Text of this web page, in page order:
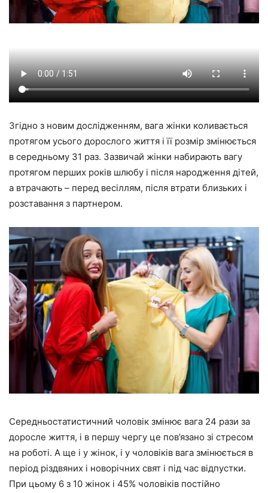
Згідно з новим дослідженням, вага жінки коливається
протягом усього дорослого життя і її розмір змінюється
в середньому 31 раз. Зазвичай жінки набирають вагу
протягом перших років шлюбу і після народження дітей,
а втрачають – перед весіллям, після втрати близьких і
розставання з партнером.
Середньостатистичний чоловік змінює вага 24 рази за
доросле життя, і в першу чергу це пов’язано зі стресом
на роботі. А ще і у жінок, і у чоловіків вага змінюється в
період різдвяних і новорічних свят і під час відпустки.
При цьому 6 з 10 жінок і 45% чоловіків постійно